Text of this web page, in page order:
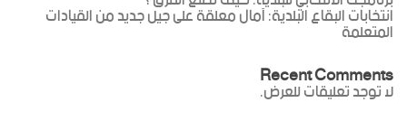
انتخابات البقاع البلدية: آمال معلقة على جيل جديد من القيادات
المتعلمة
Recent Comments
لا توجد تعليقات للعرض.